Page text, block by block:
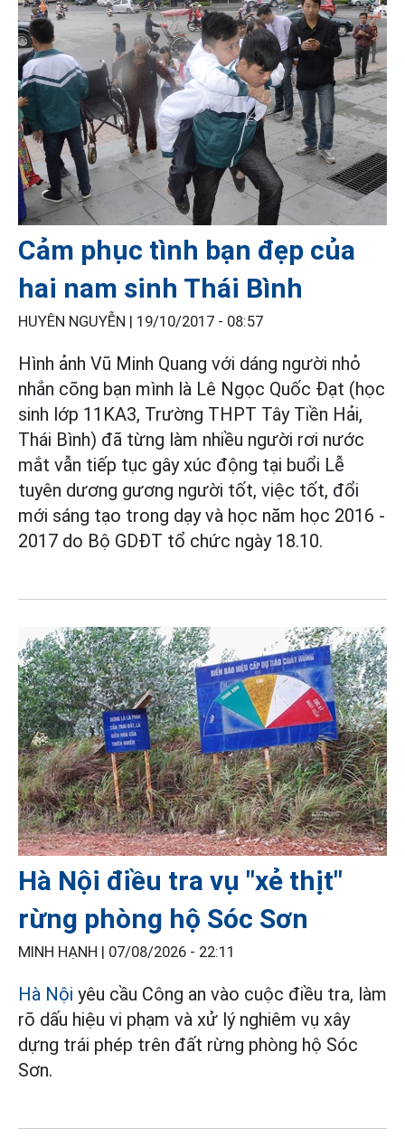
Cảm phục tình bạn đẹp của
hai nam sinh Thái Bình
HUYÊN NGUYỄN | 19/10/2017 - 08:57
Hình ảnh Vũ Minh Quang với dáng người nhỏ
nhắn cõng bạn mình là Lê Ngọc Quốc Đạt (học
sinh lớp 11KA3, Trường THPT Tây Tiền Hải,
Thái Bình) đã từng làm nhiều người rơi nước
mắt vẫn tiếp tục gây xúc động tại buổi Lễ
tuyên dương gương người tốt, việc tốt, đổi
mới sáng tạo trong dạy và học năm học 2016 -
2017 do Bộ GDĐT tổ chức ngày 18.10.
Hà Nội điều tra vụ "xẻ thịt"
rừng phòng hộ Sóc Sơn
MINH HẠNH | 07/08/2026 - 22:11
Hà Nội yêu cầu Công an vào cuộc điều tra, làm
rõ dấu hiệu vi phạm và xử lý nghiêm vụ xây
dựng trái phép trên đất rừng phòng hộ Sóc
Sơn.